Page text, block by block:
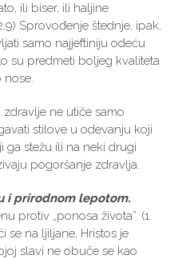
ili biser, ili haljine
Sprovođenje štednje, ipak,
samo najjeftiniju odeću
su predmeti boljeg kvaliteta
nose.
ne utiče samo
stilove u odevanju koji
ga stežu ili na neki drugi
pogoršanje zdravlja.
i prirodnom lepotom.
protiv „ponosa života”. (1.
se na ljiljane, Hristos je
slavi ne obuče se kao